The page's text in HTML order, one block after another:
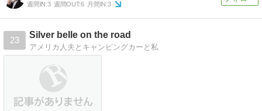
週間IN:3 週間OUT:6 月間IN:3
23
Silver belle on the road
アメリカ人夫とキャンピングカーと私